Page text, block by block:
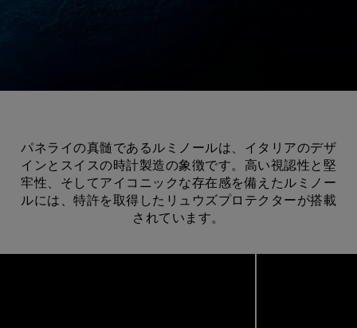
パネライの真髄であるルミノールは、イタリアのデザ
インとスイスの時計製造の象徴です。高い視認性と堅
牢性、そしてアイコニックな存在感を備えたルミノー
ルには、特許を取得したリュウズプロテクターが搭載
されています。
Image